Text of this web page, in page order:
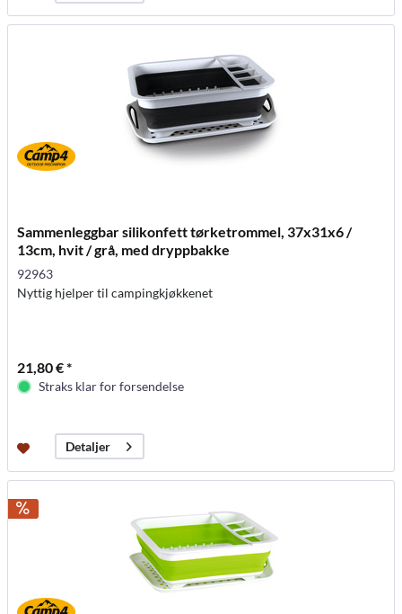
Sammenleggbar silikonfett tørketrommel, 37x31x6 /
13cm, hvit / grå, med dryppbakke
92963
Nyttig hjelper til campingkjøkkenet
21,80 € *
Straks klar for forsendelse
Detaljer